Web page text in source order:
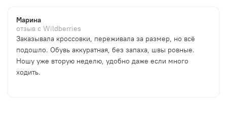
Марина
отзыв с Wildberries
Заказывала кроссовки, переживала за размер, но всё
подошло. Обувь аккуратная, без запаха, швы ровные.
Ношу уже вторую неделю, удобно даже если много
ходить.